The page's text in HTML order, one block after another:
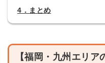
4．まとめ
【福岡・九州エリ